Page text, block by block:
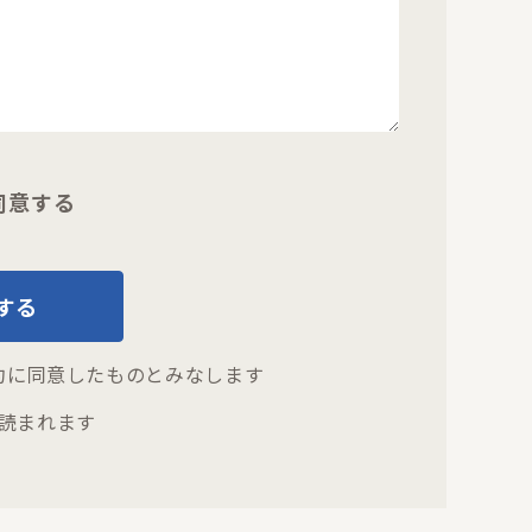
意する
る
に同意したものとみなします
まれます